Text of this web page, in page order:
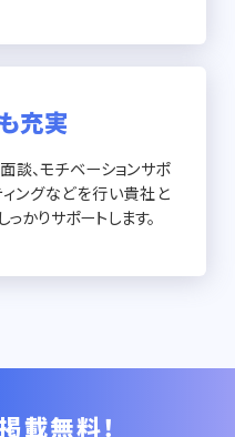
充実
談、モチベーションサポ
ィングなどを行い貴社と
かりサポートします。
載無料！